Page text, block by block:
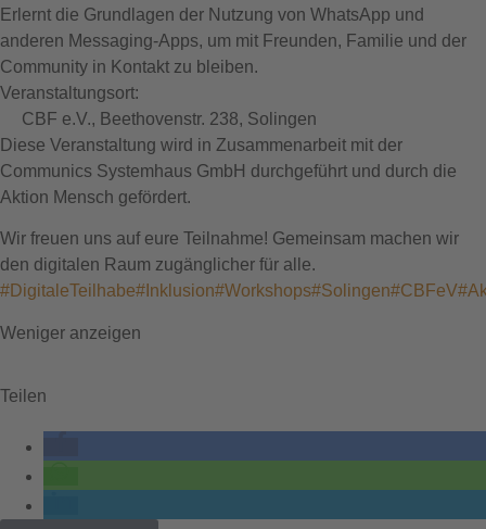
Erlernt die Grundlagen der Nutzung von WhatsApp und
anderen Messaging-Apps, um mit Freunden, Familie und der
Community in Kontakt zu bleiben.
Veranstaltungsort:
CBF e.V., Beethovenstr. 238, Solingen
Diese Veranstaltung wird in Zusammenarbeit mit der
Communics Systemhaus GmbH durchgeführt und durch die
Aktion Mensch gefördert.
Wir freuen uns auf eure Teilnahme! Gemeinsam machen wir
den digitalen Raum zugänglicher für alle.
#DigitaleTeilhabe#Inklusion#Workshops#Solingen#CBFeV
Weniger anzeigen
Teilen